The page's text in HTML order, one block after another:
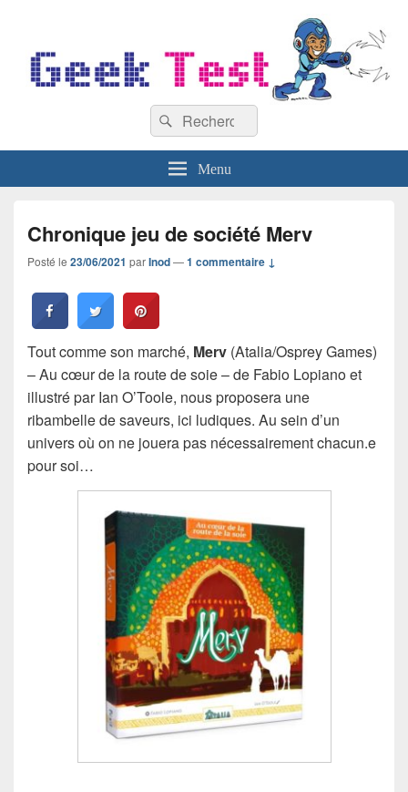
Recherche :
Rechercher
Menu
Chronique jeu de société Merv
Posté le 23/06/2021 parInod—1 commentaire ↓
Tout comme son marché, Merv (Atalia/Osprey Games)
– Au cœur de la route de soie – de Fabio Lopiano et
illustré par Ian O’Toole, nous proposera une
ribambelle de saveurs, ici ludiques. Au sein d’un
univers où on ne jouera pas nécessairement chacun.e
pour soi…